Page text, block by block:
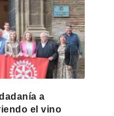
a
el vino